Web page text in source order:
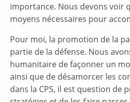
importance. Nous devons voir
moyens nécessaires pour
Pour moi, la promotion de la
partie de la défense. Nous
humanitaire de façonner un
ainsi que de désamorcer les
dans la CPS, il est question de